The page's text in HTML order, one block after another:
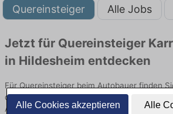
Alle Cookies akzeptieren Alle
Quereinsteiger Alle Jobs
Jetzt für Quereinsteiger
in Hildesheim entdecken
Für Quereinsteiger beim Autobauer finden
die aktuellsten Angebote. Entdecken Sie
Arbeitgebern und bewerben Sie sich noch